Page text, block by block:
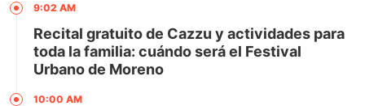
9:02 AM
Recital gratuito de Cazzu y actividades para
toda la familia: cuándo será el Festival
Urbano de Moreno
10:00 AM